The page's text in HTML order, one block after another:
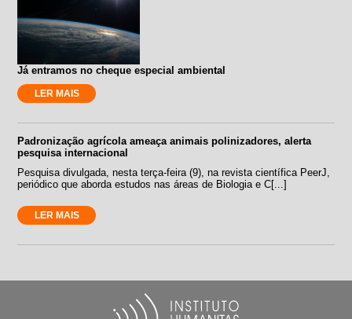
Já entramos no cheque especial ambiental
LER MAIS
Padronização agrícola ameaça animais polinizadores, alerta
pesquisa internacional
Pesquisa divulgada, nesta terça-feira (9), na revista científica PeerJ,
periódico que aborda estudos nas áreas de Biologia e C[...]
LER MAIS